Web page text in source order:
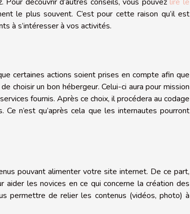
découvrir d’autres conseils, vous pouvez lire le
le plus souvent. C’est pour cette raison qu’il est
à s’intéresser à vos activités.
certaines actions soient prises en compte afin que
choisir un bon hébergeur. Celui-ci aura pour mission
fournis. Après ce choix, il procédera au codage
n’est qu’après cela que les internautes pourront
pouvant alimenter votre site internet. De ce part,
les novices en ce qui concerne la création des
permettre de relier les contenus (vidéos, photo) à